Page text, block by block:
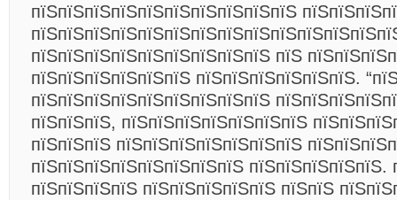
пїЅпїЅпїЅпїЅпїЅпїЅпїЅпїЅпїЅпїЅ
пїЅпїЅпїЅпїЅпїЅпїЅпїЅпїЅпїЅ пїЅ
пїЅпїЅпїЅпїЅпїЅпїЅ пїЅпїЅпїЅпїЅпїЅпїЅ.
пїЅпїЅпїЅпїЅпїЅпїЅпїЅпїЅпїЅ
пїЅпїЅпїЅ, пїЅпїЅпїЅпїЅпїЅпїЅпїЅ
пїЅпїЅпїЅ пїЅпїЅпїЅпїЅпїЅпїЅпїЅ
пїЅпїЅпїЅпїЅпїЅпїЅпїЅпїЅ пїЅпїЅпїЅпїЅпїЅ.
пїЅпїЅпїЅпїЅ пїЅпїЅпїЅпїЅпїЅ пїЅпїЅ